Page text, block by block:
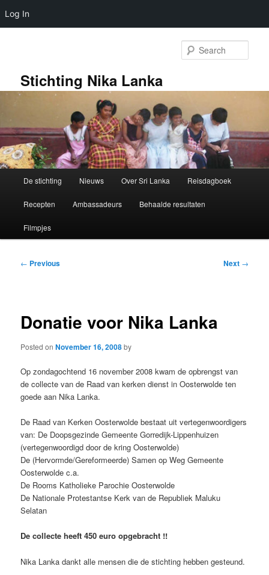
Log In
Stichting Nika Lanka
De stichting Nieuws Over Sri Lanka Reisdagboek
Recepten Ambassadeurs Behaalde resultaten
Filmpjes
Post
← Previous Next →
Donatie voor Nika Lanka
Posted onNovember 16, 2008by
Op zondagochtend 16 november 2008 kwam de opbrengst van
de collecte van de Raad van kerken dienst in Oosterwolde ten
goede aan Nika Lanka.
De Raad van Kerken Oosterwolde bestaat uit vertegenwoordigers
van: De Doopsgezinde Gemeente Gorredijk-Lippenhuizen
(vertegenwoordigd door de kring Oosterwolde)
De (Hervormde/Gereformeerde) Samen op Weg Gemeente
Oosterwolde c.a.
De Rooms Katholieke Parochie Oosterwolde
De Nationale Protestantse Kerk van de Republiek Maluku
Selatan
De collecte heeft 450 euro opgebracht !!
Nika Lanka dankt alle mensen die de stichting hebben gesteund.